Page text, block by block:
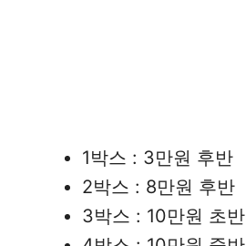
1박스 : 3만원 후반
2박스 : 8만원 후반
3박스 : 10만원 초반